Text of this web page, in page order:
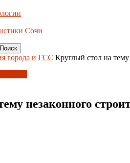
Сочи
города и ГСС Круглый стол на
незаконного